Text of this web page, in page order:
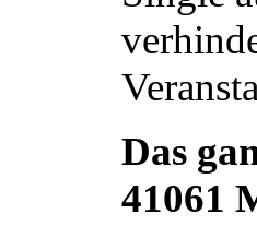
Das
41061